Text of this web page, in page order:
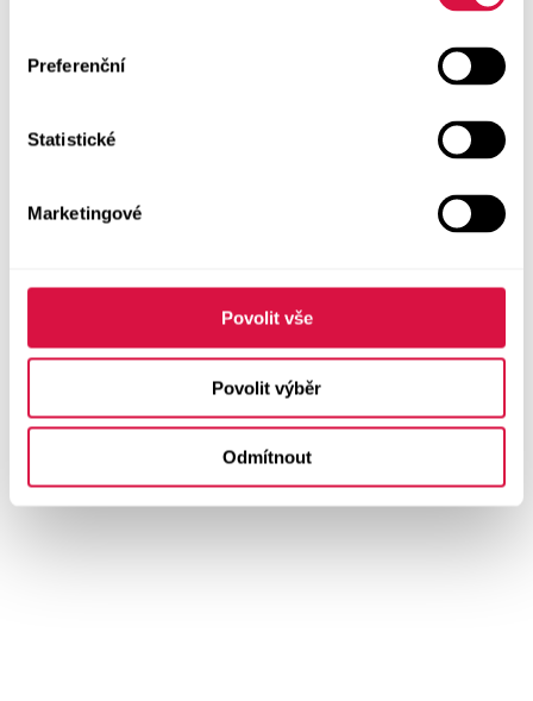
Preferenční
Statistické
Marketingové
Povolit vše
Povolit výběr
Odmítnout